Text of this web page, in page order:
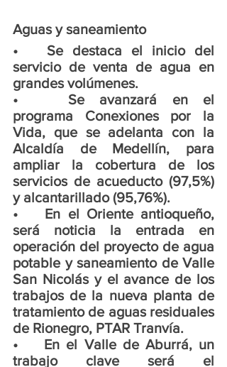
Aguas y saneamiento
•	Se destaca el inicio del
servicio de venta de agua en
grandes volúmenes.
•	 Se avanzará en el
programa Conexiones por la
Vida, que se adelanta con la
Alcaldía de Medellín, para
ampliar la cobertura de los
servicios de acueducto (97,5%)
y alcantarillado (95,76%).
•	En el Oriente antioqueño,
será noticia la entrada en
operación del proyecto de agua
potable y saneamiento de Valle
San Nicolás y el avance de los
trabajos de la nueva planta de
tratamiento de aguas residuales
de Rionegro, PTAR Tranvía.
•	En el Valle de Aburrá, un
trabajo clave será el